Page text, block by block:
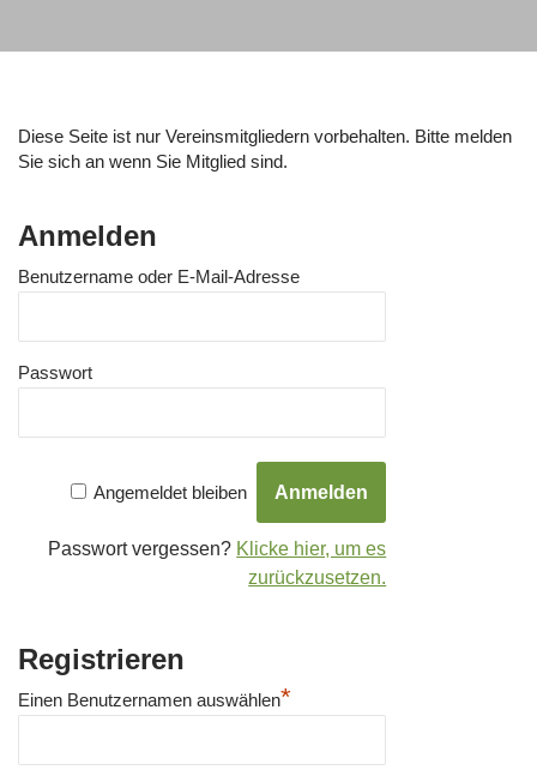
Diese Seite ist nur Vereinsmitgliedern vorbehalten. Bitte melden
Sie sich an wenn Sie Mitglied sind.
Anmelden
Benutzername oder E-Mail-Adresse
Passwort
Angemeldet bleiben
Passwort vergessen? Klicke hier, um es
zurückzusetzen.
Registrieren
Einen Benutzernamen auswählen*